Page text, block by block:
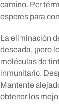
camino. Por
esperes para
La eliminación
deseada, ¡pero
moléculas de
inmunitario.
Mantente
obtener los